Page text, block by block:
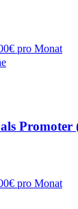
pro Monat
pro Monat